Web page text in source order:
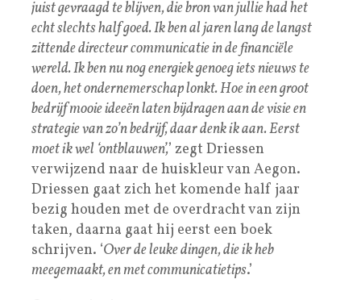
juist gevraagd te blijven, die bron van jullie had het
echt slechts half goed. Ik ben al jaren lang de langst
zittende directeur communicatie in de financiële
wereld. Ik ben nu nog energiek genoeg iets nieuws te
doen, het ondernemerschap lonkt. Hoe in een groot
bedrijf mooie ideeën laten bijdragen aan de visie en
strategie van zo’n bedrijf, daar denk ik aan. Eerst
moet ik wel ‘ontblauwen’,’ zegt Driessen
verwijzend naar de huiskleur van Aegon.
Driessen gaat zich het komende half jaar
bezig houden met de overdracht van zijn
taken, daarna gaat hij eerst een boek
schrijven. ‘Over de leuke dingen, die ik heb
meegemaakt, en met communicatietips.’